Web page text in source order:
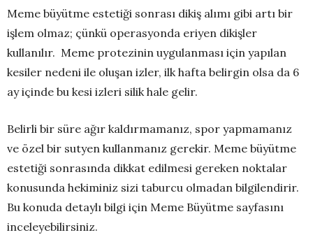
Meme büyütme estetiği sonrası dikiş alımı gibi artı bir
işlem olmaz; çünkü operasyonda eriyen dikişler
kullanılır. Meme protezinin uygulanması için yapılan
kesiler nedeni ile oluşan izler, ilk hafta belirgin olsa da 6
ay içinde bu kesi izleri silik hale gelir.
Belirli bir süre ağır kaldırmamanız, spor yapmamanız
ve özel bir sutyen kullanmanız gerekir. Meme büyütme
estetiği sonrasında dikkat edilmesi gereken noktalar
konusunda hekiminiz sizi taburcu olmadan bilgilendirir.
Bu konuda detaylı bilgi için Meme Büyütme sayfasını
inceleyebilirsiniz.